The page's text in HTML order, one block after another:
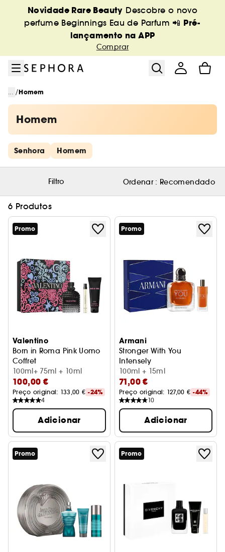
Ir para o menu
Ir para o conteúdo principal
Ir para o rodapé
Novidade Rare Beauty Descobre o novo
perfume Beginnings Eau de Parfum 📲 Pré-
lançamento na APP
Comprar
... /Homem
Homem
Saltar os links rápidos
Senhora Homem
Filtro Ordenar : Recomendado
6 Produtos
Promo
Valentino
Born in Roma Pink Uomo
Coffret
100ml+ 75ml + 10ml
100,00 €
Preço original: 133,00 € -24%
4
Adicionar
Promo
Armani
Stronger With You
Intensely
Coffret
100ml + 15ml
71,00 €
Preço original: 127,00 € -44%
10
Adicionar
Promo Promo